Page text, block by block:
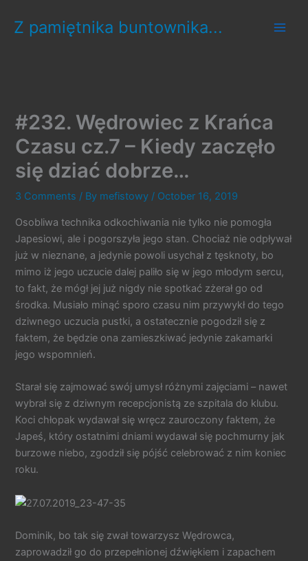
content
Z pamiętnika buntownika...
#232. Wędrowiec z Krańca
Czasu cz.7 – Kiedy zaczęło
się dziać dobrze…
3 Comments / By mefistowy / October 16, 2019
Osobliwa technika odkochiwania nie tylko nie pomogła
Japesiowi, ale i pogorszyła jego stan. Chociaż nie odpływał
już w nieznane, a jedynie powoli usychał z tęsknoty, bo
mimo iż jego uczucie dalej paliło się w jego młodym sercu,
to fakt, że mógł jej już nigdy nie spotkać zżerał go od
środka. Musiało minąć sporo czasu nim przywykł do tego
dziwnego uczucia pustki, a ostatecznie pogodził się z
faktem, że będzie ona zamieszkiwać jedynie zakamarki
jego wspomnień.
Starał się zajmować swój umysł różnymi zajęciami – nawet
wybrał się z dziwnym recepcjonistą ze szpitala do klubu.
Koci chłopak wydawał się wręcz zauroczony faktem, że
Japeś, który ostatnimi dniami wydawał się pochmurny jak
burzowe niebo, zgodził się pójść celebrować z nim koniec
roku.
Dominik, bo tak się zwał towarzysz Wędrowca,
zaprowadził go do przepełnionej dźwiękiem i zapachem